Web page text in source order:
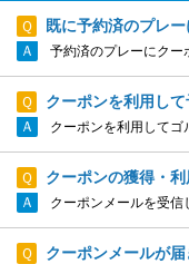
既に予約済のプレー
予約済のプレーにクーポンを利用するには、下記手順を
クーポンを利用して
クーポンを利用してゴルフプレーを予約するに
クーポンの獲得・利
クーポンメールを受信した際のクーポン獲得方法はこちらをご覧ください
クーポンメールが